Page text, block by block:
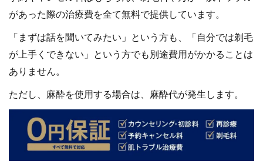
があった際の治療費を全て無料で提供しています。
「まずは話を聞いてみたい」という方も、「自分では剃毛
が上手くできない」という方でも別途費用がかかることは
ありません。
ただし、麻酔を使用する場合は、麻酔代が発生します。